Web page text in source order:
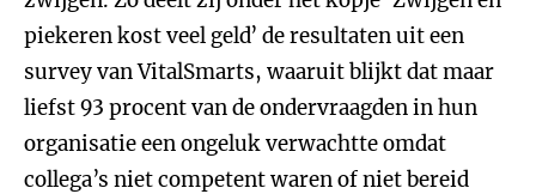
piekeren kost veel geld’ de resultaten uit een
survey van VitalSmarts, waaruit blijkt dat maar
liefst 93 procent van de ondervraagden in hun
organisatie een ongeluk verwachtte omdat
collega’s niet competent waren of niet bereid